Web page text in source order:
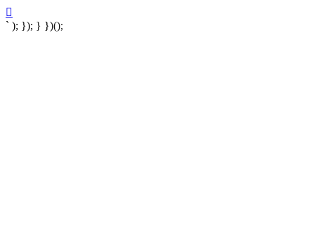
` ); }); } })();